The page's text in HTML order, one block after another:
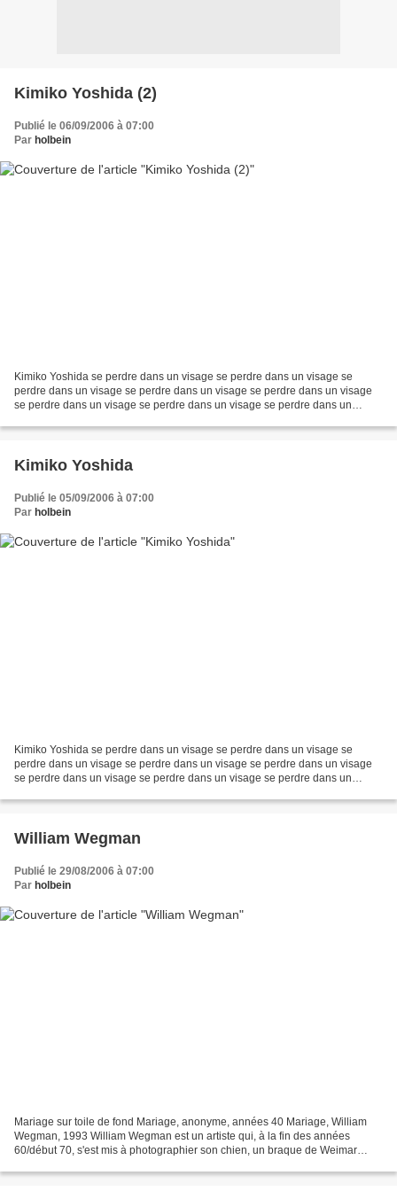
Kimiko Yoshida (2)
Publié le 06/09/2006 à 07:00
Par holbein
Kimiko Yoshida se perdre dans un visage se perdre dans un visage se
perdre dans un visage se perdre dans un visage se perdre dans un visage
se perdre dans un visage se perdre dans un visage se perdre dans un
Kimiko Yoshida
Publié le 05/09/2006 à 07:00
Par holbein
Kimiko Yoshida se perdre dans un visage se perdre dans un visage se
perdre dans un visage se perdre dans un visage se perdre dans un visage
se perdre dans un visage se perdre dans un visage se perdre dans un
William Wegman
Publié le 29/08/2006 à 07:00
Par holbein
Mariage sur toile de fond Mariage, anonyme, années 40 Mariage, William
Wegman, 1993 William Wegman est un artiste qui, à la fin des années
60/début 70, s'est mis à photographier son chien, un braque de Weimar